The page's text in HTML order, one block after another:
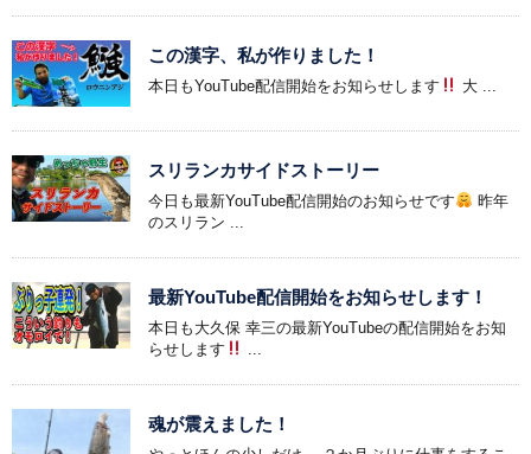
この漢字、私が作りました！
本日もYouTube配信開始をお知らせします 大 ...
スリランカサイドストーリー
今日も最新YouTube配信開始のお知らせです
昨年
のスリラン ...
最新YouTube配信開始をお知らせします！
本日も大久保 幸三の最新YouTubeの配信開始をお知
らせします
魂が震えました！